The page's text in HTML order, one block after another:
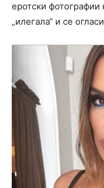
еротски фотографии
„илегала“ и се